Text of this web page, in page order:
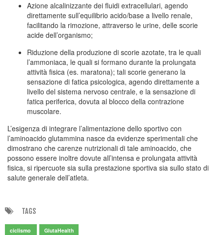
Azione alcalinizzante dei fluidi extracellulari, agendo
direttamente sull’equilibrio acido/base a livello renale,
facilitando la rimozione, attraverso le urine, delle scorie
acide dell’organismo;
Riduzione della produzione di scorie azotate, tra le quali
l’ammoniaca, le quali si formano durante la prolungata
attività fisica (es. maratona); tali scorie generano la
sensazione di fatica psicologica, agendo direttamente a
livello del sistema nervoso centrale, e la sensazione di
fatica periferica, dovuta al blocco della contrazione
muscolare.
L’esigenza di integrare l’alimentazione dello sportivo con
l’aminoacido glutammina nasce da evidenze sperimentali che
dimostrano che carenze nutrizionali di tale aminoacido, che
possono essere inoltre dovute all’intensa e prolungata attività
fisica, si ripercuote sia sulla prestazione sportiva sia sullo stato di
salute generale dell’atleta.
TAGS
ciclismo GlutaHealth